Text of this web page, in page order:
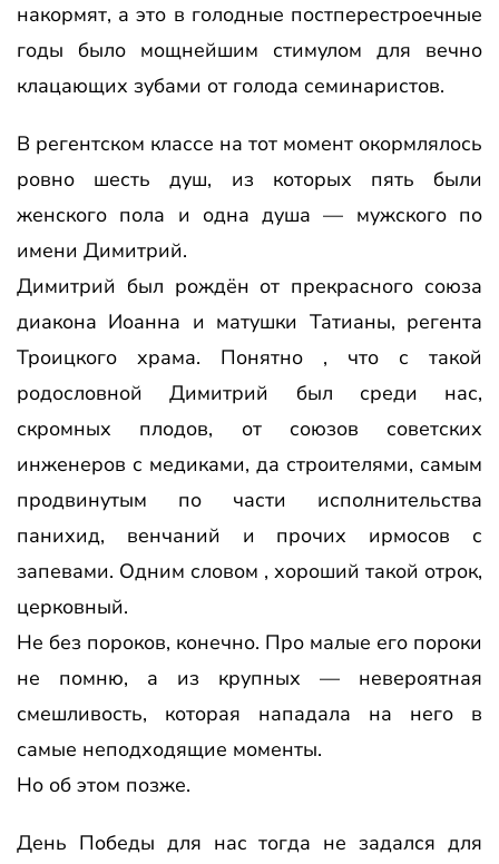
накормят, а это в голодные постперестроечные
годы было мощнейшим стимулом для вечно
клацающих зубами от голода семинаристов.
В регентском классе на тот момент окормлялось
ровно шесть душ, из которых пять были
женского пола и одна душа — мужского по
имени Димитрий.
Димитрий был рождён от прекрасного союза
диакона Иоанна и матушки Татианы, регента
Троицкого храма. Понятно , что с такой
родословной Димитрий был среди нас,
скромных плодов, от союзов советских
инженеров с медиками, да строителями, самым
продвинутым по части исполнительства
панихид, венчаний и прочих ирмосов с
запевами. Одним словом , хороший такой отрок,
церковный.
Не без пороков, конечно. Про малые его пороки
не помню, а из крупных — невероятная
смешливость, которая нападала на него в
самые неподходящие моменты.
Но об этом позже.
День Победы для нас тогда не задался для